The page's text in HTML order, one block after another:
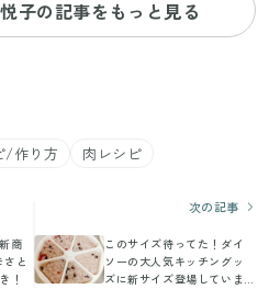
子の記事をもっと見る
/作り方 肉レシピ
商
と
！
次の記事
このサイズ待ってた！ダイ
ソーの大人気キッチングッ
ズに新サイズ登場していま